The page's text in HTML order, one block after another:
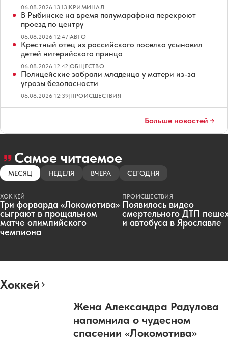
06.08.2026 13:13|КРИМИНАЛ
В Рыбинске на время полумарафона перекроют
проезд по центру
06.08.2026 12:47|АВТО
Крестный отец из российского поселка усыновил
детей нигерийского принца
06.08.2026 12:42|ОБЩЕСТВО
Полицейские забрали младенца у матери из-за
угрозы безопасности
06.08.2026 12:39|ПРОИСШЕСТВИЯ
Больше новостей
Самое читаемое
МЕСЯЦ НЕДЕЛЯ ВЧЕРА СЕГОДНЯ
ХОККЕЙ
Три форварда «Локомотива»
сыграют в прощальном
матче олимпийского
чемпиона
ПРОИСШЕСТВИЯ
Появилось видео
смертельного ДТП
и автобуса в Ярославле
Хоккей
Жена Александра Радулова
напомнила о чудесном
спасении «Локомотива»